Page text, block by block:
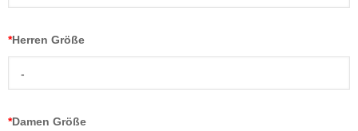
*Herren Größe
-
*Damen Größe